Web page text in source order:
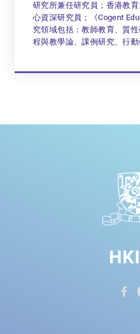
研究所兼任研究員；香港教
心資深研究員；《Cogent
究領域包括：教師教育、質
程與教學論、課例研究、行動